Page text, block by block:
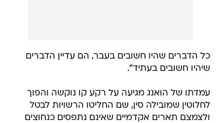
כל הדברים שהיו חשובים בעבר, הם עדיין הדברים
שיהיו חשובים בעתיד".
עמדתו של הואנג מגיעה על רקע קו נוקשה והפוך
לחלוטין שמובילה סין, שם החליטו הרשויות לבטל
ולצמצם תארים אקדמיים שאינם נתפסים כנחוצים